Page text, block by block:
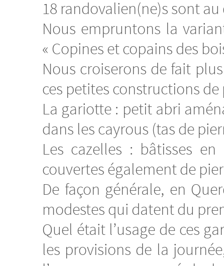
18 randovalien(ne)s sont
Nous empruntons la
« Copines et copains des
Nous croiserons de fait
ces petites constructions
La gariotte : petit abri
dans les cayrous (tas de
Les cazelles : bâtisses
couvertes également de
De façon générale, en
modestes qui datent du
Quel était l’usage de ces
les provisions de la